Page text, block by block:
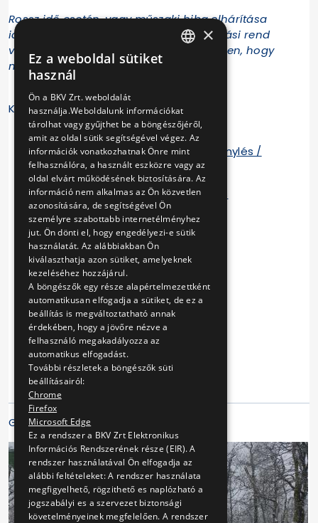
Rossz idő esetén, vagy műszaki hiba elhárítása
idejére, az előre meghirdetett nyitvatartási rend
változhat, ezért kérjük, érdeklődjön időben, hogy
működik-e a szállítópálya!
Kövessenek minket aFacebookon
Nyitvatartás / Viteldíjak, számla igénylés /
Megközelíthetőség
Budapest Card, Budapest Card Plus
Libegők Éjszakája
Utazási feltételek
A Zugligeti Libegő története
Élményfotó
Videó
Galériák
×
Ez a weboldal sütiket
használ
Ön a BKV Zrt. weboldalát
használja.Weboldalunk információkat
tárolhat vagy gyűjthet be a böngészőjéről,
amit az oldal sütik segítségével végez. Az
információk vonatkozhatnak Önre mint
felhasználóra, a használt eszközre vagy az
oldal elvárt működésének biztosítására. Az
információ nem alkalmas az Ön közvetlen
azonosítására, de segítségével Ön
személyre szabottabb internetélményhez
jut. Ön dönti el, hogy engedélyezi-e sütik
használatát. Az alábbiakban Ön
kiválaszthatja azon sütiket, amelyeknek
kezeléséhez hozzájárul.
A böngészők egy része alapértelmezettként
automatikusan elfogadja a sütiket, de ez a
beállítás is megváltoztatható annak
érdekében, hogy a jövőre nézve a
felhasználó megakadályozza az
automatikus elfogadást.
További részletek a böngészők süti
beállításairól:
Chrome
Firefox
Microsoft Edge
Ez a rendszer a BKV Zrt Elektronikus
Információs Rendszerének része (EIR). A
rendszer használatával Ön elfogadja az
alábbi feltételeket: A rendszer használata
megfigyelhető, rögzithető es naplózható a
jogszabályi es a szervezet biztonsági
követelményeinek megfelelően. A rendszer